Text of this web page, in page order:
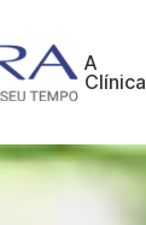
A
Clínica